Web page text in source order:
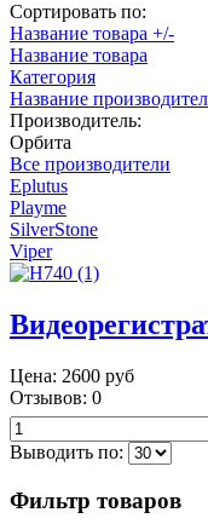
Сортировать по:
Название товара +/-
Название товара
Категория
Название
Производитель:
Орбита
Все производители
Eplutus
Playme
SilverStone
Viper
Цена: 2600 руб
Отзывов: 0
Выводить по:
Фильтр товаров